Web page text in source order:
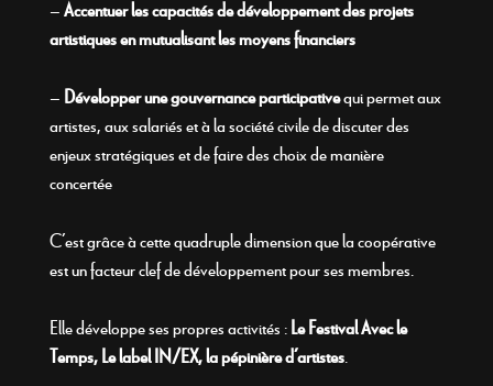
– Accentuer les capacités de développement des projets
artistiques en mutualisant les moyens financiers
– Développer une gouvernance participativequi permet aux
artistes, aux salariés et à la société civile de discuter des
enjeux stratégiques et de faire des choix de manière
concertée
C’est grâce à cette quadruple dimension que la coopérative
est un facteur clef de développement pour ses membres.
Elle développe ses propres activités : Le Festival Avec le
Temps, Le label IN/EX, la pépinière d’artistes.